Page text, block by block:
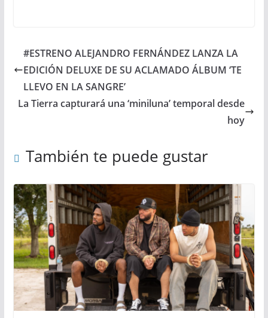
#ESTRENO ALEJANDRO FERNÁNDEZ LANZA LA
EDICIÓN DELUXE DE SU ACLAMADO ÁLBUM ‘TE
LLEVO EN LA SANGRE’
La Tierra capturará una ‘miniluna’ temporal desde
hoy
También te puede gustar